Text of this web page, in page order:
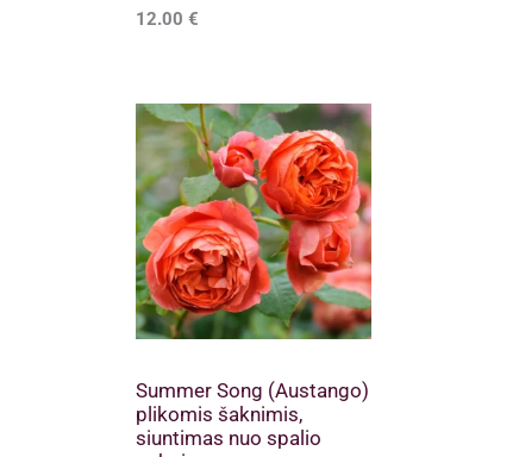
12.00 €
Summer Song (Austango)
plikomis šaknimis,
siuntimas nuo spalio